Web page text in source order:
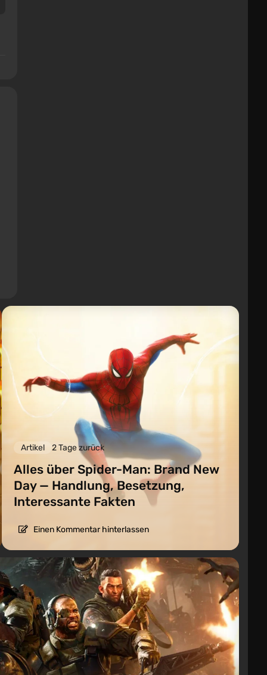
Artikel 2 Tage zurück
Alles über Spider-Man: Brand New
Day — Handlung, Besetzung,
Interessante Fakten
Einen Kommentar hinterlassen